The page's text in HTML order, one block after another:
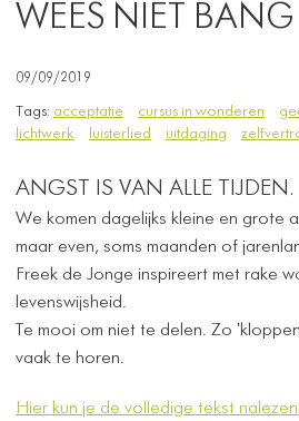
WEES NIET BANG
09/09/2019
Tags: acceptatie cursus in wonderen
lichtwerk
luisterlied uitdaging
ANGST IS VAN ALLE TIJDEN.
We komen dagelijks kleine en grote
maar even, soms maanden of
Freek de Jonge inspireert met rake
levenswijsheid.
Te mooi om niet te delen. Zo
vaak te horen.
Hier kun je de volledige tekst